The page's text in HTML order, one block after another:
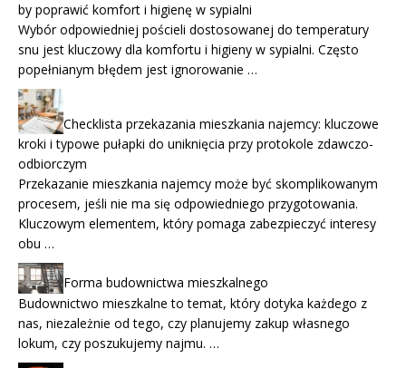
by poprawić komfort i higienę w sypialni
Wybór odpowiedniej pościeli dostosowanej do temperatury
snu jest kluczowy dla komfortu i higieny w sypialni. Często
popełnianym błędem jest ignorowanie …
Checklista przekazania mieszkania najemcy: kluczowe
kroki i typowe pułapki do uniknięcia przy protokole zdawczo-
odbiorczym
Przekazanie mieszkania najemcy może być skomplikowanym
procesem, jeśli nie ma się odpowiedniego przygotowania.
Kluczowym elementem, który pomaga zabezpieczyć interesy
obu …
Forma budownictwa mieszkalnego
Budownictwo mieszkalne to temat, który dotyka każdego z
nas, niezależnie od tego, czy planujemy zakup własnego
lokum, czy poszukujemy najmu. …